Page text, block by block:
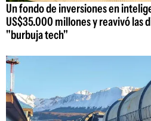
Un fondo de inversiones en
US$35.000 millones y reavivó las
"burbuja tech"